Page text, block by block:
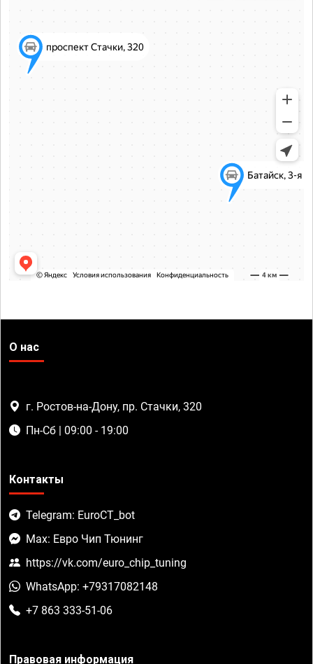
О нас
г. Ростов-на-Дону, пр. Стачки, 320
Пн-Сб | 09:00 - 19:00
Контакты
Telegram: EuroCT_bot
Max: Евро Чип Тюнинг
https://vk.com/euro_chip_tuning
WhatsApp: +79317082148
+7 863 333-51-06
Правовая информация